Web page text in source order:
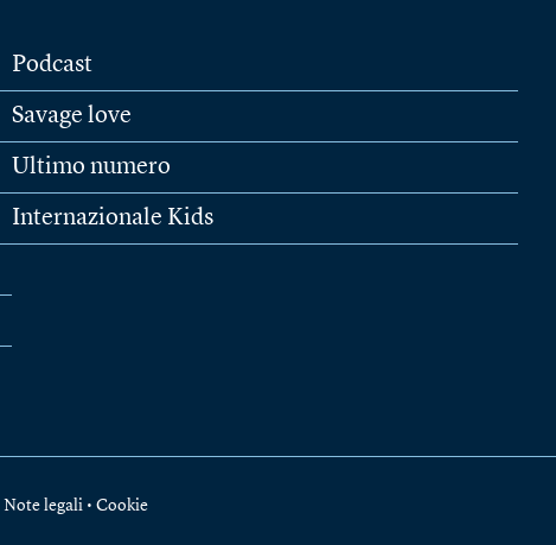
Podcast
Savage love
Ultimo numero
Internazionale Kids
Note legali • Cookie